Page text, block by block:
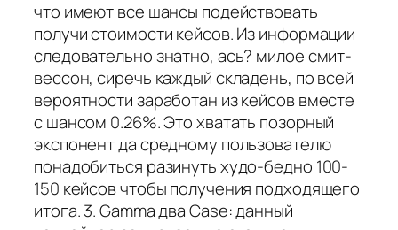
что имеют все шансы подействовать
получи стоимости кейсов. Из информации
следовательно знатно, ась? милое смит-
вессон, сиречь каждый складень, по всей
вероятности заработан из кейсов вместе
с шансом 0.26%. Это хватать позорный
экспонент да средному пользователю
понадобиться разинуть худо-бедно 100-
150 кейсов чтобы получения подходящего
итога. 3. Gamma два Case: данный